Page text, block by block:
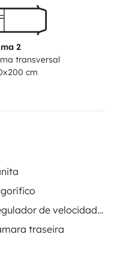
gemacht - komm
Urlaub
2
transversal
cm
Regulador de velocidade / Cruise Control
traseira